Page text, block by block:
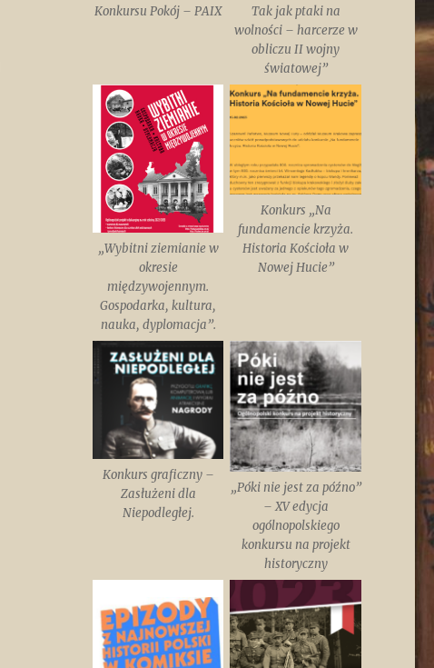
Konkursu Pokój – PAIX
Tak jak ptaki na
wolności – harcerze w
obliczu II wojny
światowej”
„Wybitni ziemianie w
okresie
międzywojennym.
Gospodarka, kultura,
nauka, dyplomacja”.
Konkurs „Na
fundamencie krzyża.
Historia Kościoła w
Nowej Hucie”
Konkurs graficzny –
Zasłużeni dla
Niepodległej.
„Póki nie jest za późno”
– XV edycja
ogólnopolskiego
konkursu na projekt
historyczny